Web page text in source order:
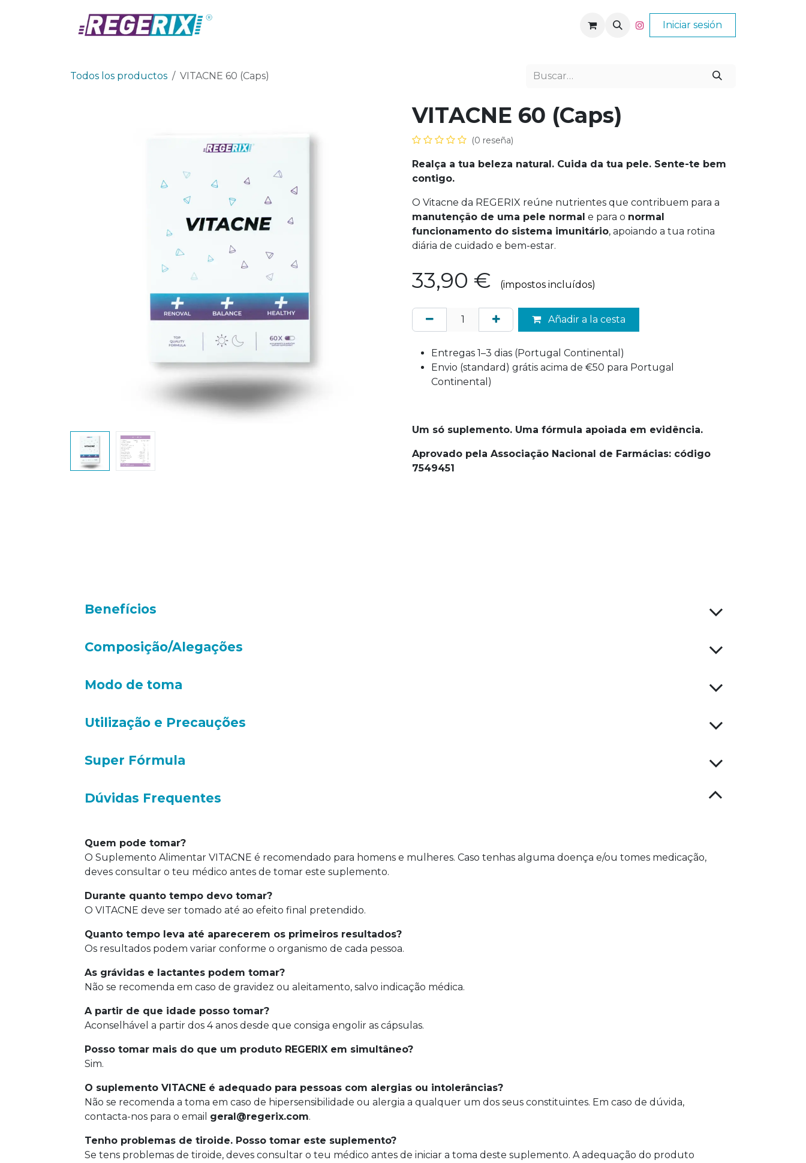
Ajuda Iniciar sesión
Todos los productos VITACNE 60 (Caps)
VITACNE 60 (Caps)
(0 reseña)
Realça a tua beleza natural. Cuida da tua pele. Sente-te bem
contigo.
O Vitacne da REGERIX reúne nutrientes que contribuem para a
manutenção de uma pele normal e para o normal
funcionamento do sistema imunitário, apoiando a tua rotina
diária de cuidado e bem-estar.
33,90 € (impostos incluídos)
Añadir a la cesta
Entregas 1–3 dias (Portugal Continental)
Envio (standard) grátis acima de €50 para Portugal
Continental)
Um só suplemento. Uma fórmula apoiada em evidência.
Aprovado pela Associação Nacional de Farmácias: código
7549451
Benefícios
Composição/Alegações
Modo de toma
Utilização e Precauções
Super Fórmula
Dúvidas Frequentes
Quem pode tomar?
O Suplemento Alimentar VITACNE é recomendado para homens e mulheres. Caso tenhas alguma doença e/ou tomes medicação,
deves consultar o teu médico antes de tomar este suplemento.
Durante quanto tempo devo tomar?
O VITACNE deve ser tomado até ao efeito final pretendido.
Quanto tempo leva até aparecerem os primeiros resultados?
Os resultados podem variar conforme o organismo de cada pessoa.
As grávidas e lactantes podem tomar?
Não se recomenda em caso de gravidez ou aleitamento, salvo indicação médica.
A partir de que idade posso tomar?
Aconselhável a partir dos 4 anos desde que consiga engolir as cápsulas.
Posso tomar mais do que um produto REGERIX em simultâneo?
Sim.
O suplemento VITACNE é adequado para pessoas com alergias ou intolerâncias?
Não se recomenda a toma em caso de hipersensibilidade ou alergia a qualquer um dos seus constituintes. Em caso de dúvida,
contacta-nos para o email geral@regerix.com.
Tenho problemas de tiroide. Posso tomar este suplemento?
Se tens problemas de tiroide, deves consultar o teu médico antes de iniciar a toma deste suplemento. A adequação do produto